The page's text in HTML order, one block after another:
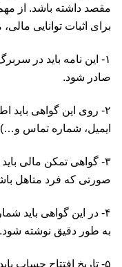
مقصد داشته باشد. از
برای اثبات توانایی
۱- این نامه باید در
صادر شود.
۲- روی این گواهی
ایمیل، شماره تماس
۳- گواهی تمکن مالی
صورتی که فرد متاهل
۴- در این گواهی باید
به طور دقیق نوشته شود.
۵- تاریخ افتتاح حساب